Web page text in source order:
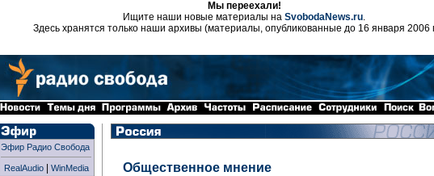
Мы переехали!
Ищите наши новые материалы на SvobodaNews.ru.
Здесь хранятся только наши архивы (материалы, опубликованные до 16 января 2006
Эфир Радио Свобода
RealAudio| WinMedia
Общественное мнение